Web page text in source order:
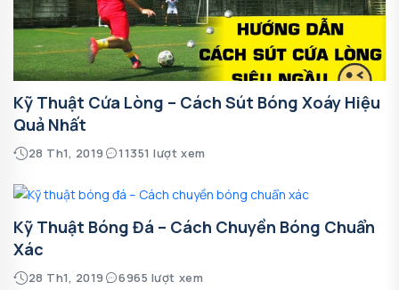
Kỹ Thuật Cứa Lòng – Cách Sút Bóng Xoáy Hiệu
Quả Nhất
28 Th1, 2019 11351 lượt xem
Kỹ Thuật Bóng Đá – Cách Chuyền Bóng Chuẩn
Xác
28 Th1, 2019 6965 lượt xem